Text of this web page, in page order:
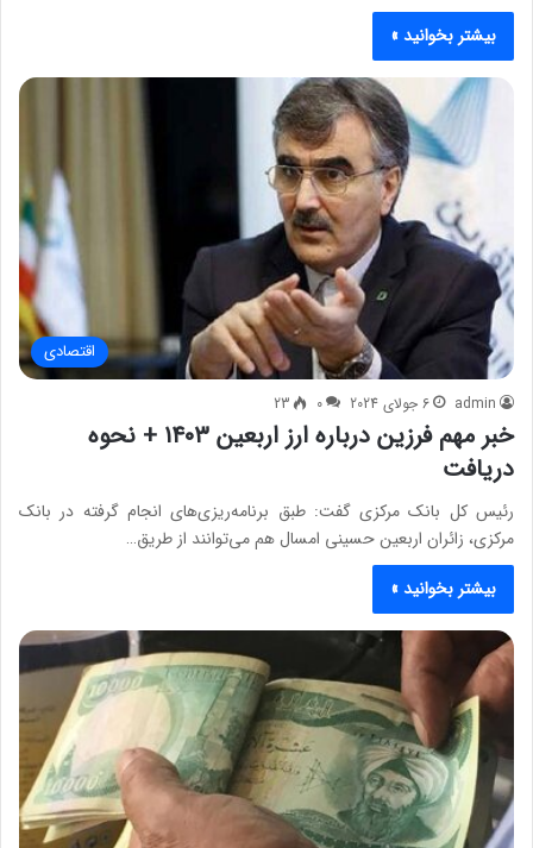
بیشتر بخوانید »
اقتصادی
admin 6 جولای 2024 0
23
خبر مهم فرزین درباره ارز اربعین ۱۴۰۳ + نحوه
دریافت
رئیس کل بانک مرکزی گفت: طبق برنامه‌ریزی‌های انجام گرفته در بانک
مرکزی، زائران اربعین حسینی امسال هم می‌توانند از طریق…
بیشتر بخوانید »